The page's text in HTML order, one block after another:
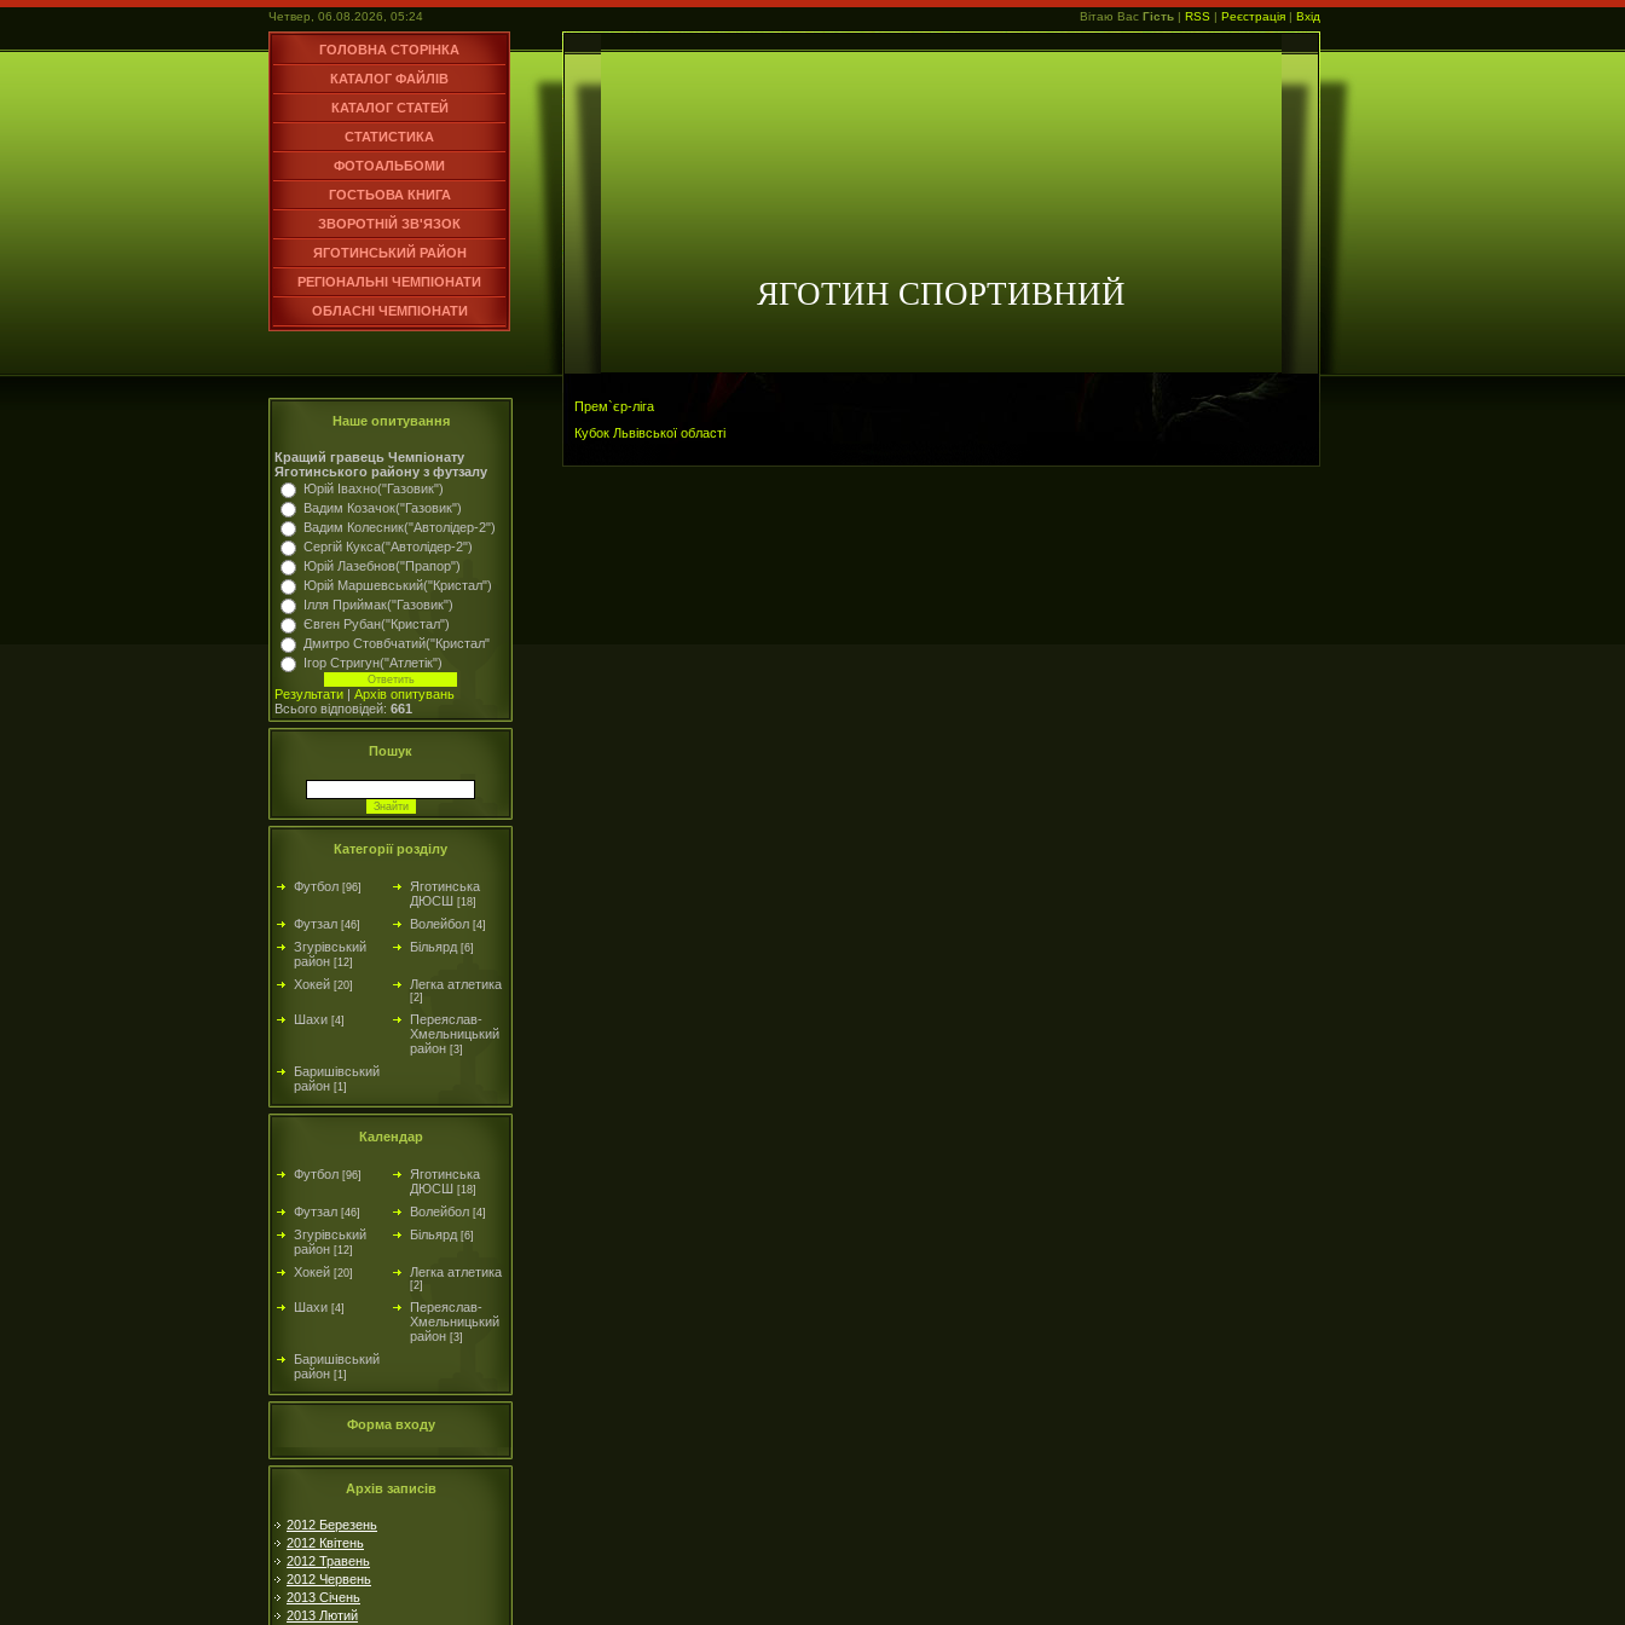
Четвер, 06.08.2026, 05:24 Вітаю Вас Гість | RSS | Реєстрація | Вхід
ГОЛОВНА СТОРІНКА
КАТАЛОГ ФАЙЛІВ
КАТАЛОГ СТАТЕЙ
СТАТИСТИКА
ФОТОАЛЬБОМИ
ГОСТЬОВА КНИГА
ЗВОРОТНІЙ ЗВ'ЯЗОК
ЯГОТИНСЬКИЙ РАЙОН
РЕГІОНАЛЬНІ ЧЕМПІОНАТИ
ОБЛАСНІ ЧЕМПІОНАТИ
ЯГОТИН СПОРТИВНИЙ
Наше опитування
Кращий гравець Чемпіонату
Яготинського району з футзалу
Юрій Івахно("Газовик")
Вадим Козачок("Газовик")
Вадим Колесник("Автолідер-2")
Сергій Кукса("Автолідер-2")
Юрій Лазебнов("Прапор")
Юрій Маршевський("Кристал")
Ілля Приймак("Газовик")
Євген Рубан("Кристал")
Дмитро Стовбчатий("Кристал"
Ігор Стригун("Атлетік")
Результати | Архів опитувань
Всього відповідей: 661
Пошук
Категорії розділу
Футбол [96]
Яготинська
ДЮСШ [18]
Футзал [46] Волейбол [4]
Згурівський
район [12]
Більярд [6]
Хокей [20] Легка атлетика
[2]
Шахи [4]
Переяслав-
Хмельницький
район [3]
Баришівський
район [1]
Календар
Футбол [96]
Яготинська
ДЮСШ [18]
Футзал [46] Волейбол [4]
Згурівський
район [12]
Більярд [6]
Хокей [20] Легка атлетика
[2]
Шахи [4]
Переяслав-
Хмельницький
район [3]
Баришівський
район [1]
Форма входу
Архів записів
2012 Березень
2012 Квітень
2012 Травень
2012 Червень
2013 Січень
2013 Лютий
Прем`єр-ліга
Кубок Львівської області